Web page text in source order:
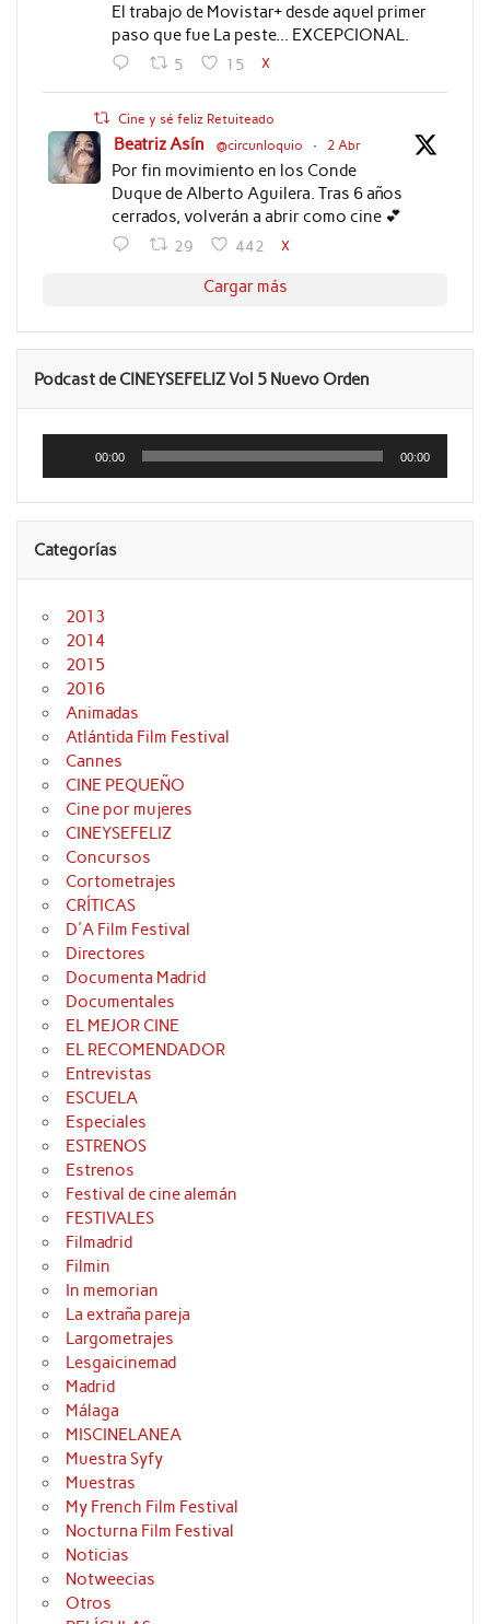
El trabajo de Movistar+ desde aquel primer
paso que fue La peste... EXCEPCIONAL.
5 15 X
Cine y sé feliz Retuiteado
Beatriz Asín @circunloquio · 2 Abr
Por fin movimiento en los Conde
Duque de Alberto Aguilera. Tras 6 años
cerrados, volverán a abrir como cine 💕
29 442 X
Cargar más
Podcast de CINEYSEFELIZ Vol 5 Nuevo Orden
Reproductor
00:00 00:00
Categorías
2013
2014
2015
2016
Animadas
Atlántida Film Festival
Cannes
CINE PEQUEÑO
Cine por mujeres
CINEYSEFELIZ
Concursos
Cortometrajes
CRÍTICAS
D'A Film Festival
Directores
Documenta Madrid
Documentales
EL MEJOR CINE
EL RECOMENDADOR
Entrevistas
ESCUELA
Especiales
ESTRENOS
Estrenos
Festival de cine alemán
FESTIVALES
Filmadrid
Filmin
In memorian
La extraña pareja
Largometrajes
Lesgaicinemad
Madrid
Málaga
MISCINELANEA
Muestra Syfy
Muestras
My French Film Festival
Nocturna Film Festival
Noticias
Notweecias
Otros